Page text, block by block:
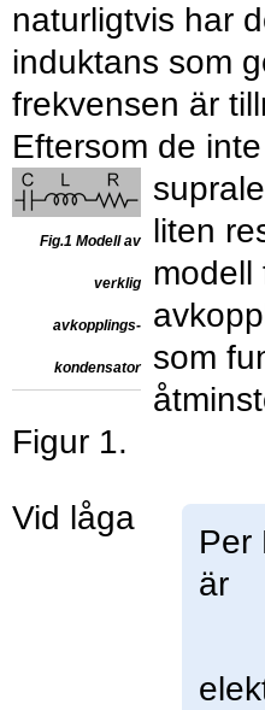
naturligtvis har
induktans som
frekvensen är
Eftersom de
Fig.1 Modell av
verklig
avkopplings-
kondensator
liten
modell
som
Figur 1.
Per
är
Vid låga